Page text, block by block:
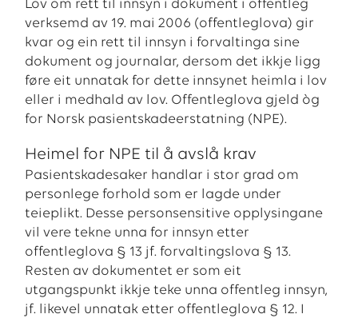
Lov om rett til innsyn i dokument i offentleg
verksemd av 19. mai 2006 (offentleglova) gir
kvar og ein rett til innsyn i forvaltinga sine
dokument og journalar, dersom det ikkje ligg
føre eit unnatak for dette innsynet heimla i lov
eller i medhald av lov. Offentleglova gjeld òg
for Norsk pasientskadeerstatning (NPE).
Heimel for NPE til å avslå krav
Pasientskadesaker handlar i stor grad om
personlege forhold som er lagde under
teieplikt. Desse personsensitive opplysingane
vil vere tekne unna for innsyn etter
offentleglova § 13 jf. forvaltingslova § 13.
Resten av dokumentet er som eit
utgangspunkt ikkje teke unna offentleg innsyn,
jf. likevel unnatak etter offentleglova § 12. I